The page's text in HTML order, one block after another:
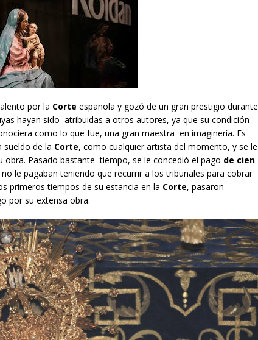
por la Corte española y gozó de un gran prestigio durante
hayan sido atribuidas a otros autores, ya que su condición
como lo que fue, una gran maestra en imaginería. Es
sueldo de la Corte, como cualquier artista del momento, y se le
obra. Pasado bastante tiempo, se le concedió el pago de cien
le pagaban teniendo que recurrir a los tribunales para cobrar
primeros tiempos de su estancia en la Corte, pasaron
por su extensa obra.